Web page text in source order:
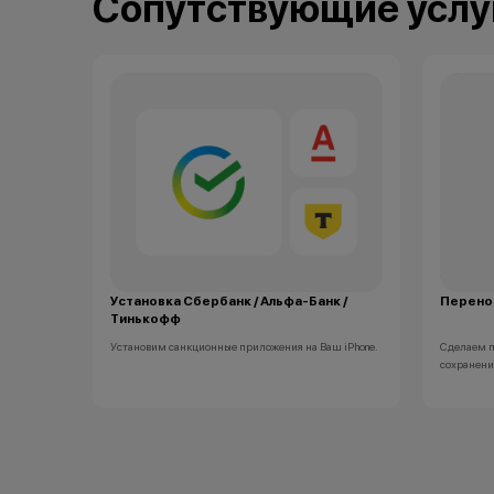
Trade-in
*Акции и
*Данная
носит
право
Установка Сбербанк / Альфа-Банк /
Тинькофф
Установим санкционные приложения на Ваш iPhone.
Сделаем